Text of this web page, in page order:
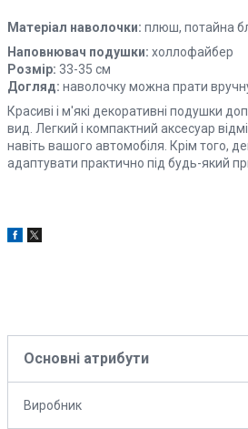
Матеріал наволочки: плюш, потайна
Наповнювач подушки: холлофайбер
Розмір: 33-35 см
Догляд: наволочку можна прати
Красиві і м'які декоративні подушки
вид. Легкий і компактний аксесуар
навіть вашого автомобіля. Крім того,
адаптувати практично під будь-який
Основні атрибути
Виробник